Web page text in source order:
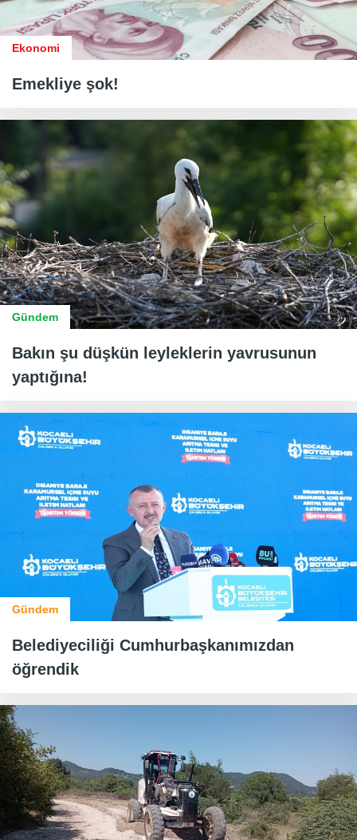
Ekonomi
Emekliye şok!
Gündem
Bakın şu düşkün leyleklerin yavrusunun
yaptığına!
Gündem
Belediyeciliği Cumhurbaşkanımızdan
öğrendik